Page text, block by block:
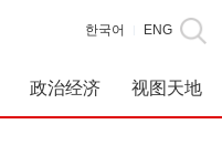
한국어 ENG
政治经济 视图天地